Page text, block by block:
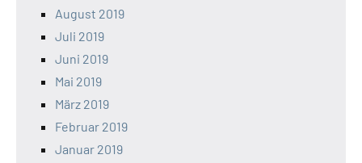
August 2019
Juli 2019
Juni 2019
Mai 2019
März 2019
Februar 2019
Januar 2019